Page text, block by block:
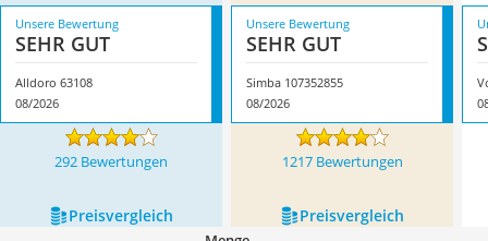
Unsere Bewertung
SEHR GUT
Alldoro 63108
08/2026
Unsere Bewertung
SEHR GUT
Simba 107352855
08/2026
292 Bewertungen 1217 Bewertungen
Preis­vergleich Preis­vergleich